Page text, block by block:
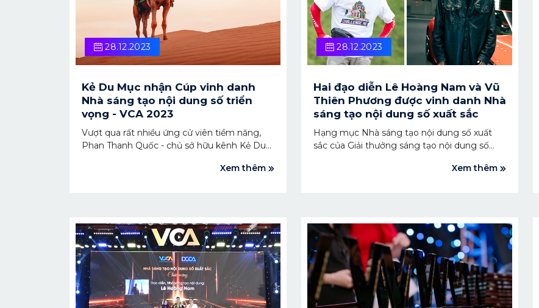
28.12.2023
Kẻ Du Mục nhận Cúp vinh danh
Nhà sáng tạo nội dung số triển
vọng - VCA 2023
Vượt qua rất nhiều ứng cử viên tiềm năng,
Phan Thanh Quốc - chủ sở hữu kênh Kẻ Du
dung số triển vọng của giải thưởng Sáng tạo
Xem thêm
28.12.2023
Hai đạo diễn Lê Hoàng Nam và Vũ
Thiên Phương được vinh danh Nhà
sáng tạo nội dung số xuất sắc
Hạng mục Nhà sáng tạo nội dung số xuất
sắc của Giải thưởng sáng tạo nội dung số
tên tuổi: Lê Hoàng Nam - chủ sở hữu kênh
Xem thêm